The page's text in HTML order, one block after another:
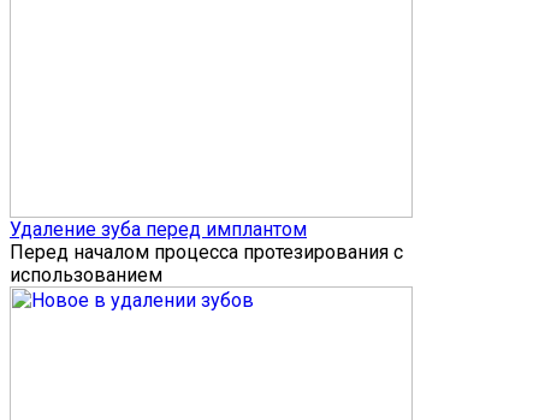
Удаление зуба перед имплантом
Перед началом процесса протезирования с
использованием